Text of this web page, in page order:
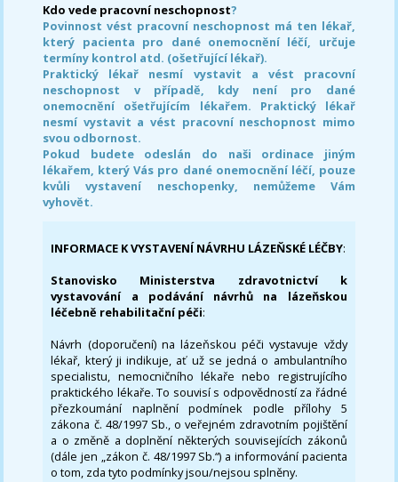
Kdo vede pracovní neschopnost?
Povinnost vést pracovní neschopnost má ten lékař,
který pacienta pro dané onemocnění léčí, určuje
termíny kontrol atd. (ošetřující lékař).
Praktický lékař nesmí vystavit a vést pracovní
neschopnost v případě, kdy není pro dané
onemocnění ošetřujícím lékařem. Praktický lékař
nesmí vystavit a vést pracovní neschopnost mimo
svou odbornost.
Pokud budete odeslán do naši ordinace jiným
lékařem, který Vás pro dané onemocnění léčí, pouze
kvůli vystavení neschopenky, nemůžeme Vám
vyhovět.
INFORMACE K VYSTAVENÍ NÁVRHU LÁZEŇSKÉ LÉČBY:
Stanovisko Ministerstva zdravotnictví k
vystavování a podávání návrhů na lázeňskou
léčebně rehabilitační péči:
Návrh (doporučení) na lázeňskou péči vystavuje vždy
lékař, který ji indikuje, ať už se jedná o ambulantního
specialistu, nemocničního lékaře nebo registrujícího
praktického lékaře. To souvisí s odpovědností za řádné
přezkoumání naplnění podmínek podle přílohy 5
zákona č. 48/1997 Sb., o veřejném zdravotním pojištění
a o změně a doplnění některých souvisejících zákonů
(dále jen „zákon č. 48/1997 Sb.“) a informování pacienta
o tom, zda tyto podmínky jsou/nejsou splněny.